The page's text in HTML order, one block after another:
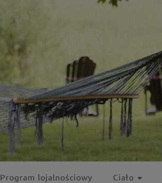
Program lojalnościowy Ciało